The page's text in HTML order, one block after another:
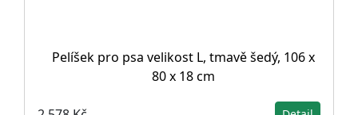
Pelíšek pro psa velikost L, tmavě šedý, 106 x
80 x 18 cm